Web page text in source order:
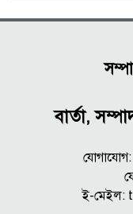
বার্তা,
যোগাযোগ:
ই-মেইল: